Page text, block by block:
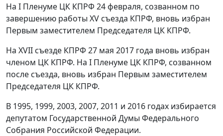
На I Пленуме ЦК КПРФ 24 февраля, созванном по
завершению работы XV съезда КПРФ, вновь избран
Первым заместителем Председателя ЦК КПРФ.
На XVII съезде КПРФ 27 мая 2017 года вновь избран
членом ЦК КПРФ. На I Пленуме ЦК КПРФ, созванном
после съезда, вновь избран Первым заместителем
Председателя ЦК КПРФ.
В 1995, 1999, 2003, 2007, 2011 и 2016 годах избирается
депутатом Государственной Думы Федерального
Собрания Российской Федерации.